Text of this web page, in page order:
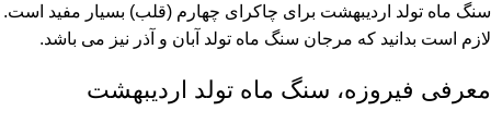
سنگ ماه تولد اردیبهشت برای چاکرای چهارم (قلب) بسیار مفید است.
لازم است بدانید که مرجان سنگ ماه تولد آبان و آذر نیز می باشد.
معرفی فیروزه، سنگ ماه تولد اردیبهشت